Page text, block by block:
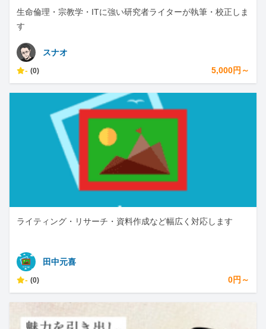
生命倫理・宗教学・ITに強い研究者ライターが執筆・校正しま
す
スナオ
- (0) 5,000円～
ライティング・リサーチ・資料作成など幅広く対応します
田中元喜
- (0) 0円～